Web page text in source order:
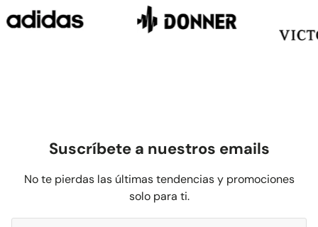
Suscríbete a nuestros emails
No te pierdas las últimas tendencias y promociones
solo para ti.